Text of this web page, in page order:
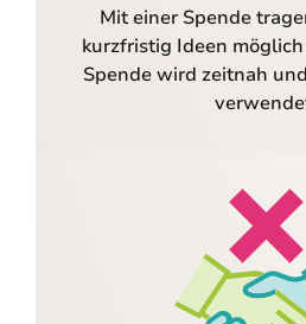
Mit einer Spende
kurzfristig Ideen
Spende wird zeitnah